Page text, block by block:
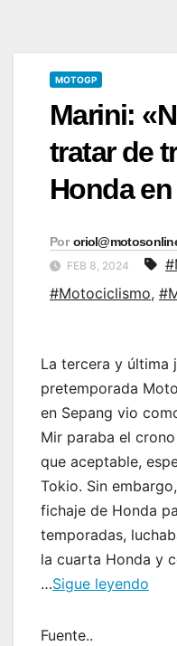
MOTOGP
Marini:
tratar de
Honda
Por
FEB 8, 2024
#Motociclismo,
La tercera y última
pretemporada
en Sepang vio
Mir paraba el
que aceptable,
Tokio. Sin
fichaje de Honda
temporadas,
la cuarta Honda y
…Sigue leyendo
Fuente..